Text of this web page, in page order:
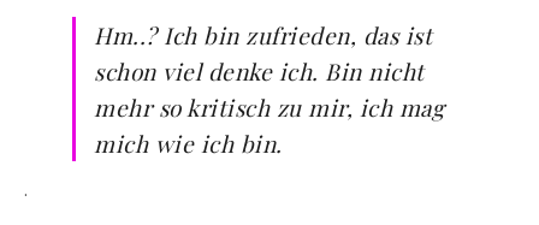
Hm..? Ich bin zufrieden, das ist
schon viel denke ich. Bin nicht
mehr so kritisch zu mir, ich mag
mich wie ich bin.
·